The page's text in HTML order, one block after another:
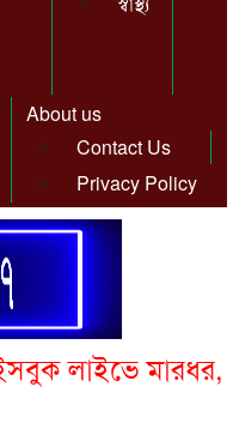
About us
Contact Us
Privacy Policy
লাইভে মারধর,